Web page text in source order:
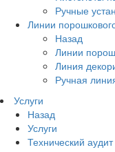
Ручные
Линии
Назад
Линии
Линия
Ручная
Услуги
Назад
Услуги
Технический